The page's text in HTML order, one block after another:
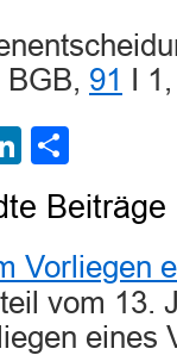
BGB, 91 I 1,
LinkedIn
Beiträge
Vorliegen
vom 13.
eines